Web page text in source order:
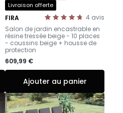
Livraison offerte
4 avis
FIRA
-
Salon de jardin encastrable en
résine tressée beige - 10 places
- coussins beige + housse de
protection
609,99 €
Ajouter au panier